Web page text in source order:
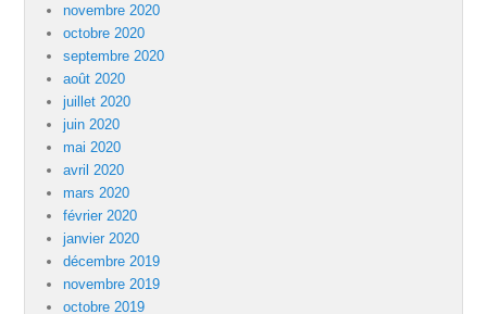
novembre 2020
octobre 2020
septembre 2020
août 2020
juillet 2020
juin 2020
mai 2020
avril 2020
mars 2020
février 2020
janvier 2020
décembre 2019
novembre 2019
octobre 2019